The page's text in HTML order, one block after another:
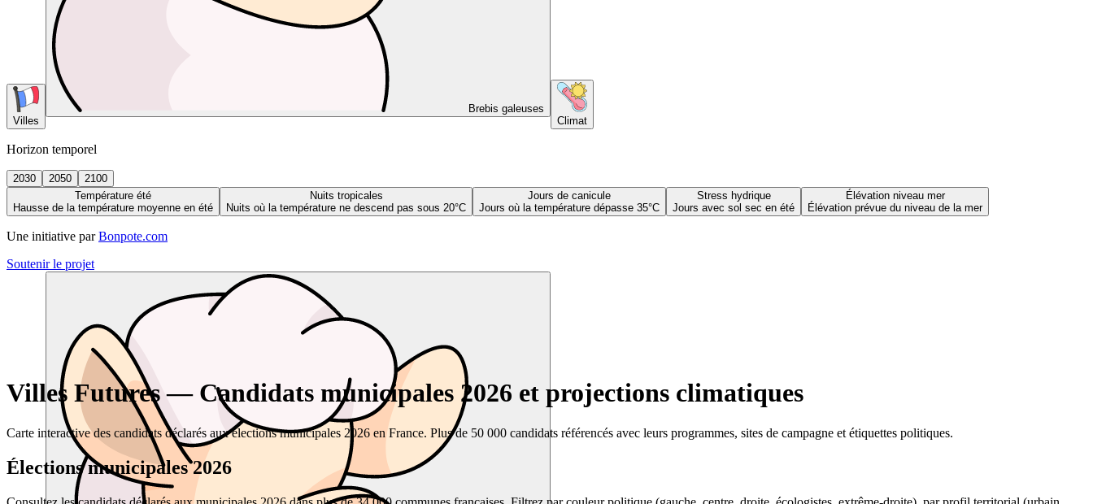
Villes
Brebis galeuses
Climat
Horizon temporel
2030 2050
2100
Température été
Hausse de la température moyenne en été
Nuits tropicales
Nuits où la température ne descend pas sous 20°C
Jours de canicule
Jours où la température dépasse 35°C
Stress hydrique
Jours avec sol sec en été
Élévation niveau mer
Élévation prévue du niveau de la mer
Une initiative par Bonpote.com
Soutenir le projet
Villes Futures — Candidats municipales 2026 et projections climatiques
Carte interactive des candidats déclarés aux élections municipales 2026 en France. Plus de 50 000 candidats référencés avec leurs programmes, sites de campagne et étiquettes politiques.
Élections municipales 2026